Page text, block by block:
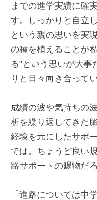
までの進学実績に確
す。しっかりと自立
という親の思いを実
の種を植えることが
る”という思いが大事
りと日々向き合って
成績の波や気持ちの
析を繰り返してきた
経験を元にしたサポ
では。ちょうど良い
路サポートの賜物だろ
「進路については中